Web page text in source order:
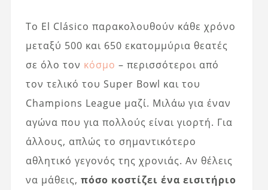
Το El Clásico παρακολουθούν κάθε χρόνο
μεταξύ 500 και 650 εκατομμύρια θεατές
σε όλο τον κόσμο – περισσότεροι από
τον τελικό του Super Bowl και του
Champions League μαζί. Μιλάω για έναν
αγώνα που για πολλούς είναι γιορτή. Για
άλλους, απλώς το σημαντικότερο
αθλητικό γεγονός της χρονιάς. Αν θέλεις
να μάθεις, πόσο κοστίζει ένα εισιτήριο